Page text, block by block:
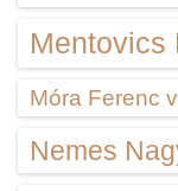
Mentovics
Móra Ferenc
Nemes